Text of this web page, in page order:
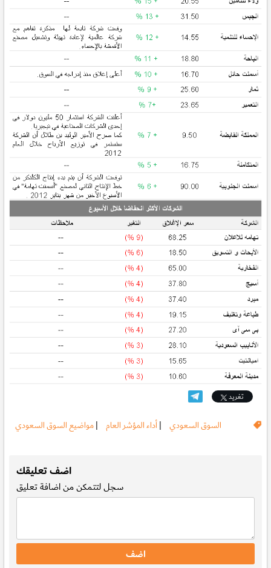
تغريد
السوق السعودي |أداء المؤشر العام |مواضيع السوق السعودي
اضف تعليقك
سجللتتمكن من اضافة تعليق